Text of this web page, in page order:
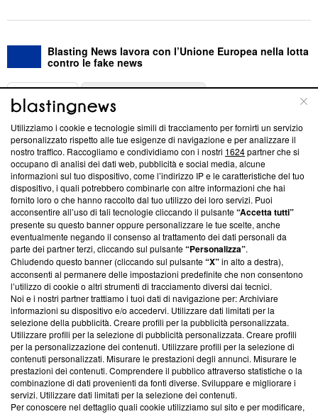
Blasting News lavora con l’Unione Europea nella lotta
contro le fake news
ABOUT
Questa sezione offre informazioni trasparenti su Blasting
News, sui nostri processi editoriali e su come ci impegniamo a
creare news di qualità. Inoltre, afferma la nostra aderenza a
‘Trust Project - News with Integrity’Blasting News non è
ancora membro del programma, ma ha richiesto di farne
parte; Trust Project non ha ancora effettuato una verifica di
conformità agli standard.
Su di noi
Team editoriale
Corporate
Redazione
Informativa Privacy
Cookie Policy
Blasting SA, IDI CHE-247.845.224, Via Carlo Frasca, 3 - 6900
Utilizziamo i cookie e tecnologie simili di tracciamento per fornirti un servizio
personalizzato rispetto alle tue esigenze di navigazione e per analizzare il
nostro traffico. Raccogliamo e condividiamo con i nostri 1624partner che si
occupano di analisi dei dati web, pubblicità e social media, alcune
informazioni sul tuo dispositivo, come l’indirizzo IP e le caratteristiche del tuo
dispositivo, i quali potrebbero combinarle con altre informazioni che hai
fornito loro o che hanno raccolto dal tuo utilizzo dei loro servizi. Puoi
acconsentire all’uso di tali tecnologie cliccando il pulsante“Accetta tutti”
presente su questo banner oppure personalizzare le tue scelte, anche
eventualmente negando il consenso al trattamento dei dati personali da
parte dei partner terzi, cliccando sul pulsante“Personalizza”.
Chiudendo questo banner (cliccando sul pulsante“X”in alto a destra),
acconsenti al permanere delle impostazioni predefinite che non consentono
l’utilizzo di cookie o altri strumenti di tracciamento diversi dai tecnici.
Noi e i nostri partner trattiamo i tuoi dati di navigazione per: Archiviare
informazioni su dispositivo e/o accedervi. Utilizzare dati limitati per la
selezione della pubblicità. Creare profili per la pubblicità personalizzata.
Utilizzare profili per la selezione di pubblicità personalizzata. Creare profili
per la personalizzazione dei contenuti. Utilizzare profili per la selezione di
contenuti personalizzati. Misurare le prestazioni degli annunci. Misurare le
prestazioni dei contenuti. Comprendere il pubblico attraverso statistiche o la
combinazione di dati provenienti da fonti diverse. Sviluppare e migliorare i
servizi. Utilizzare dati limitati per la selezione dei contenuti.
Per conoscere nel dettaglio quali cookie utilizziamo sul sito e per modificare,